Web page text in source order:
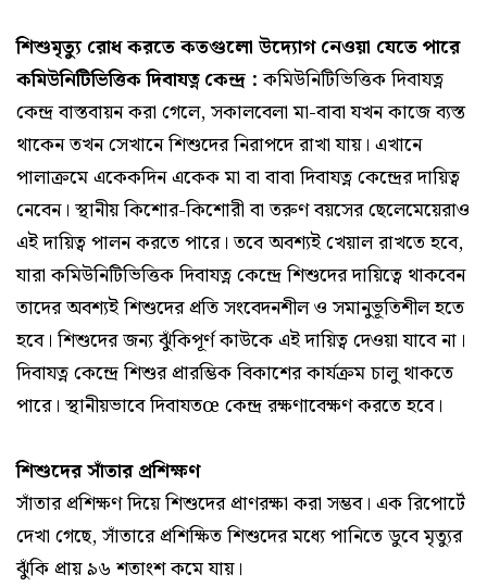
শিশুমৃত্যু রোধ করতে কতগুলো উদ্যোগ নেওয়া যেতে পারে
কমিউনিটিভিত্তিক দিবাযত্ন কেন্দ্র :কমিউনিটিভিত্তিক দিবাযত্ন
কেন্দ্র বাস্তবায়ন করা গেলে, সকালবেলা মা-বাবা যখন কাজে ব্যস্ত
থাকেন তখন সেখানে শিশুদের নিরাপদে রাখা যায়। এখানে
পালাক্রমে একেকদিন একেক মা বা বাবা দিবাযত্ন কেন্দ্রের দায়িত্ব
নেবেন। স্থানীয় কিশোর-কিশোরী বা তরুণ বয়সের ছেলেমেয়েরাও
এই দায়িত্ব পালন করতে পারে। তবে অবশ্যই খেয়াল রাখতে হবে,
যারা কমিউনিটিভিত্তিক দিবাযত্ন কেন্দ্রে শিশুদের দায়িত্বে থাকবেন
তাদের অবশ্যই শিশুদের প্রতি সংবেদনশীল ও সমানুভূতিশীল হতে
হবে। শিশুদের জন্য ঝুঁকিপূর্ণ কাউকে এই দায়িত্ব দেওয়া যাবে না।
দিবাযত্ন কেন্দ্রে শিশুর প্রারম্ভিক বিকাশের কার্যক্রম চালু থাকতে
পারে। স্থানীয়ভাবে দিবাযতœ কেন্দ্র রক্ষণাবেক্ষণ করতে হবে।
শিশুদের সাঁতার প্রশিক্ষণ
সাঁতার প্রশিক্ষণ দিয়ে শিশুদের প্রাণরক্ষা করা সম্ভব। এক রিপোর্টে
দেখা গেছে, সাঁতারে প্রশিক্ষিত শিশুদের মধ্যে পানিতে ডুবে মৃত্যুর
ঝুঁকি প্রায় ৯৬ শতাংশ কমে যায়।